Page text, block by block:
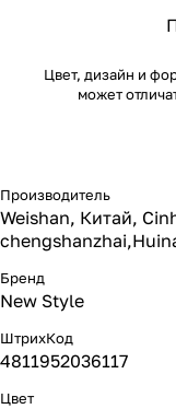
Цвет, дизайн и
может
Производитель
Weishan, Китай,
Бренд
New Style
ШтрихКод
4811952036117
Цвет